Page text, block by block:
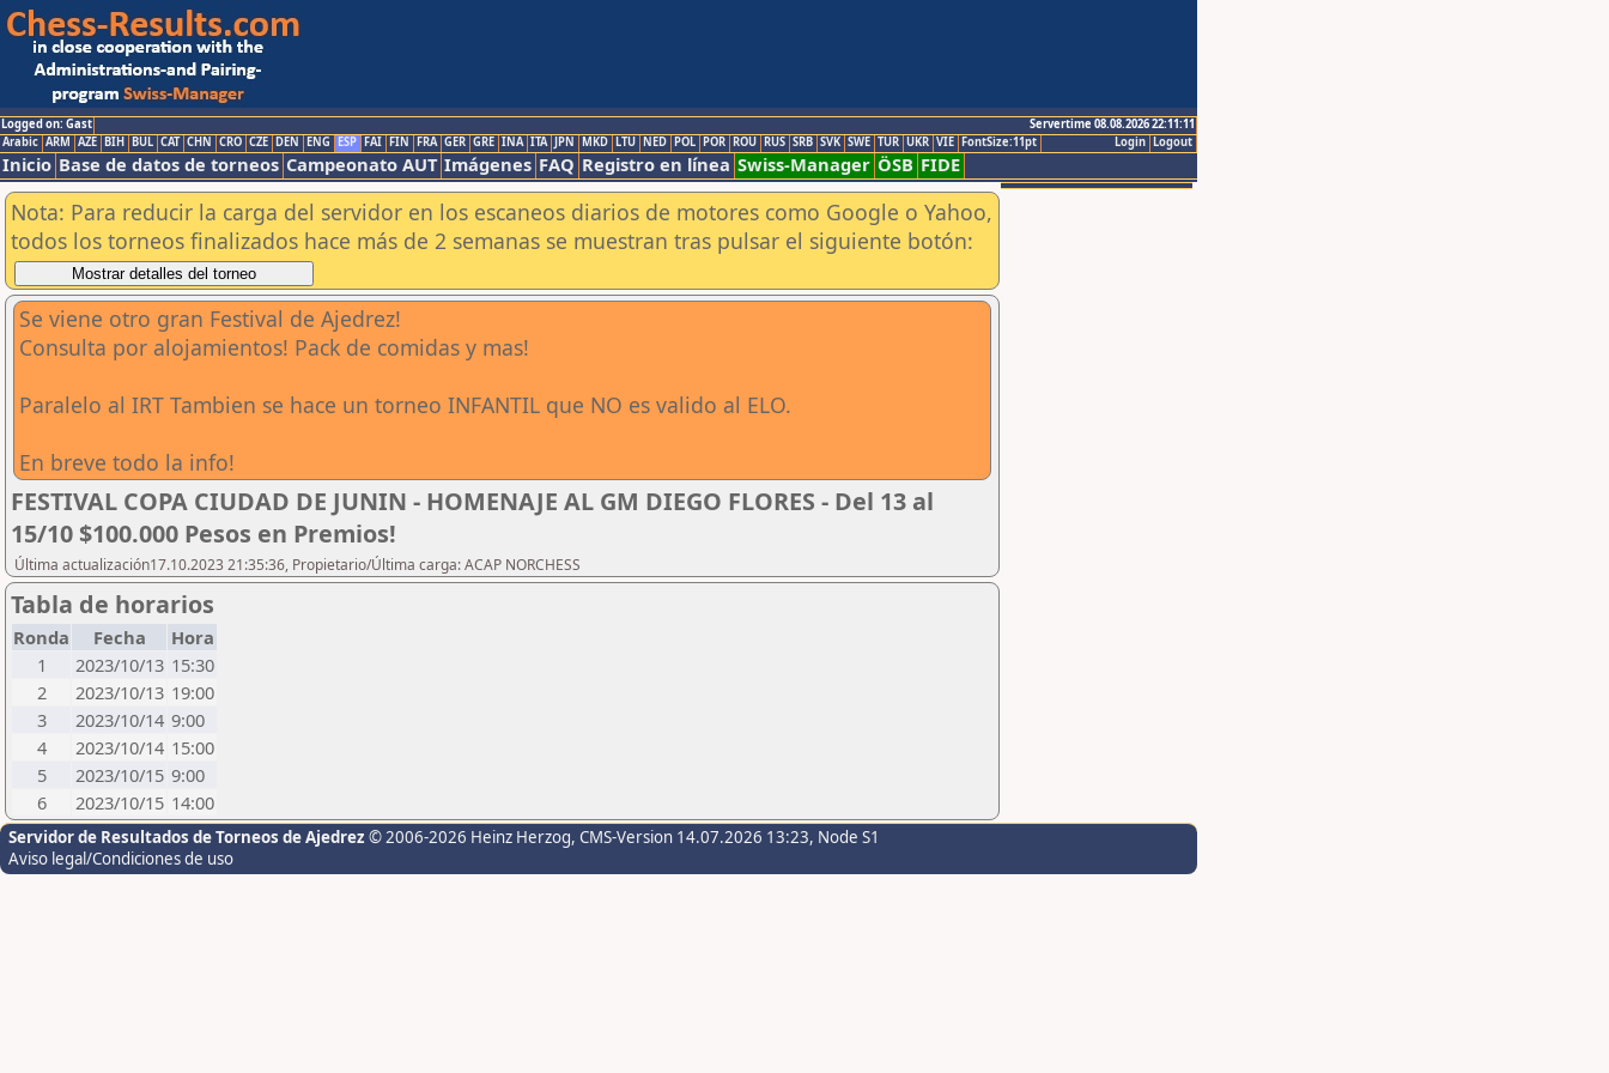
Logged on: Gast
Servertime 08.08.2026 22:11:11
Logout
Login
Arabic ARM AZE BIH BUL CAT CHN CRO CZE DEN ENG ESP FAI FIN FRA GER GRE INA ITA JPN MKD LTU NED POL POR ROU RUS SRB SVK SWE TUR UKR VIE FontSize:11pt
Inicio Base de datos de torneos Campeonato AUT Imágenes FAQ Registro en línea Swiss-Manager ÖSB FIDE
Nota: Para reducir la carga del servidor en los escaneos diarios de motores como Google o Yahoo,
todos los torneos finalizados hace más de 2 semanas se muestran tras pulsar el siguiente botón:
Se viene otro gran Festival de Ajedrez!
Consulta por alojamientos! Pack de comidas y mas!
Paralelo al IRT Tambien se hace un torneo INFANTIL que NO es valido al ELO.
En breve todo la info!
FESTIVAL COPA CIUDAD DE JUNIN - HOMENAJE AL GM DIEGO FLORES - Del 13 al
15/10 $100.000 Pesos en Premios!
Última actualización17.10.2023 21:35:36, Propietario/Última carga: ACAP NORCHESS
Tabla de horarios
Ronda Fecha
Hora
1
2023/10/13 15:30
2
2023/10/13 19:00
3
2023/10/14 9:00
4
2023/10/14 15:00
5
2023/10/15 9:00
6
2023/10/15 14:00
Servidor de Resultados de Torneos de Ajedrez © 2006-2026 Heinz Herzog, CMS-Version 14.07.2026 13:23, Node S1
Aviso legal/Condiciones de uso